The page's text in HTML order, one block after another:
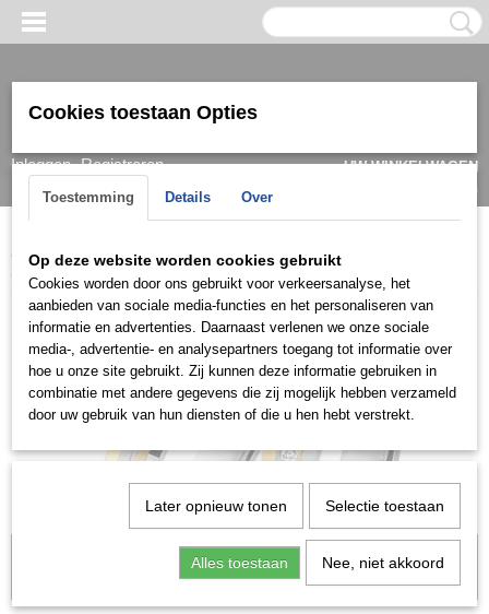
Inloggen Registreren
UW WINKELWAGEN
(0)
Home > > Trouwringen / Wedding Cera collectie
3341
Let op: het kan voorkomen dat het product onlangs in de zaak is
verkocht; in dat geval nemen wij contact met u op.
Cookies toestaan Opties
Toestemming Details Over
Op deze website worden cookies gebruikt
Cookies worden door ons gebruikt voor verkeersanalyse, het
aanbieden van sociale media-functies en het personaliseren van
informatie en advertenties. Daarnaast verlenen we onze sociale
media-, advertentie- en analysepartners toegang tot informatie over
hoe u onze site gebruikt. Zij kunnen deze informatie gebruiken in
combinatie met andere gegevens die zij mogelijk hebben verzameld
door uw gebruik van hun diensten of die u hen hebt verstrekt.
Later opnieuw tonen Selectie toestaan
Alles toestaan Nee, niet akkoord